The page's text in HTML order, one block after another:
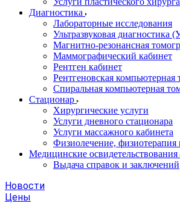
Диагностика
Лабораторные исследования
Ультразвуковая диагностика
Магнитно-резонансная
Маммографический кабинет
Рентген кабинет
Рентгеновская компьютерная
Спиральная компьютерная
Стационар
Хирургические услуги
Услуги дневного стационара
Услуги массажного кабинета
Физиолечение,
Медицинские освидетельствования
Выдача справок и заключений
Новости
Цены